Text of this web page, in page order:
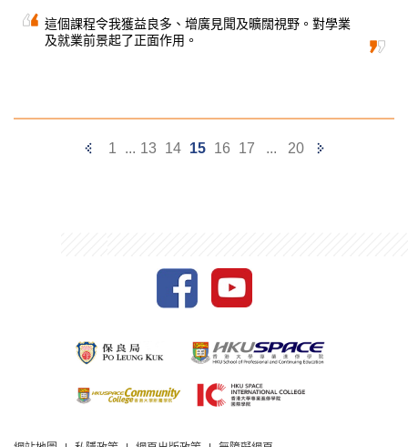
合語文水平的要求，才能事半功倍。
這個課程令我獲益良多、增廣見聞及曠闊視野。對學業
及就業前景起了正面作用。
Previous
1 ... 13 14 15 16 17 ... 20